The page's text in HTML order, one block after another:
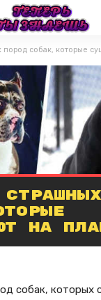
пород собак, которые
на
собак, которых